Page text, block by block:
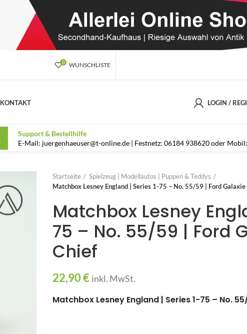
0 WUNSCHLISTE
KONTAKT LOGIN /
Support & Bestellhilfe
E-Mail: juergenhaeuser@t-online.de | Festnetz: 06184 938620 oder
Startseite
Spielzeug | Modellautos | Puppen & Teddys
Matchbox Lesney England | Series 1-75 – No. 55/59 | Ford
Matchbox Lesney
75 – No. 55/59 | Ford
Chief
22,90€ inkl. MwSt.
Matchbox Lesney England | Series 1-75 – No.